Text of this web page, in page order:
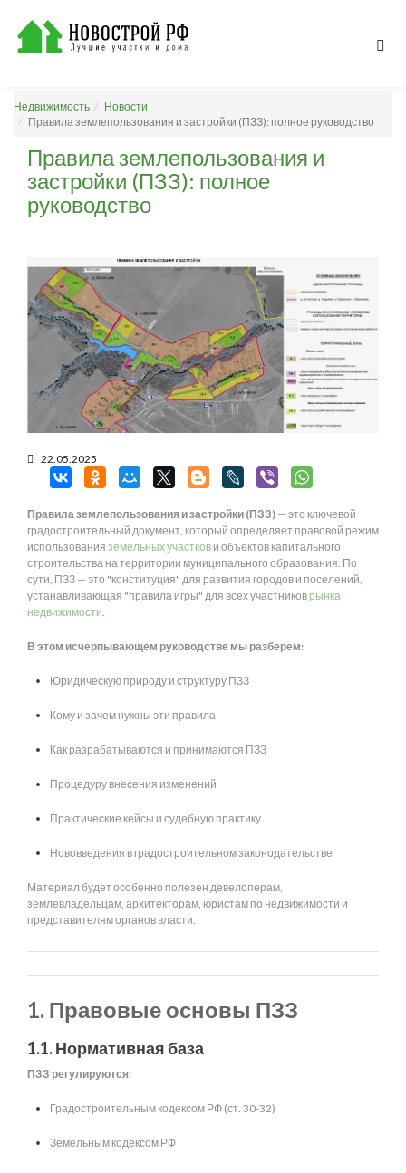
Недвижимость
Новости
Правила землепользования и застройки (ПЗЗ): полное руководство
Правила землепользования и
застройки (ПЗЗ): полное
руководство
22.05.2025
Правила землепользования и застройки (ПЗЗ) — это ключевой
градостроительный документ, который определяет правовой режим
использования земельных участков и объектов капитального
строительства на территории муниципального образования. По
сути, ПЗЗ — это "конституция" для развития городов и поселений,
устанавливающая "правила игры" для всех участников рынка
недвижимости.
В этом исчерпывающем руководстве мы разберем:
Юридическую природу и структуру ПЗЗ
Кому и зачем нужны эти правила
Как разрабатываются и принимаются ПЗЗ
Процедуру внесения изменений
Практические кейсы и судебную практику
Нововведения в градостроительном законодательстве
Материал будет особенно полезен девелоперам,
землевладельцам, архитекторам, юристам по недвижимости и
представителям органов власти.
1. Правовые основы ПЗЗ
1.1. Нормативная база
ПЗЗ регулируются:
Градостроительным кодексом РФ (ст. 30-32)
Земельным кодексом РФ